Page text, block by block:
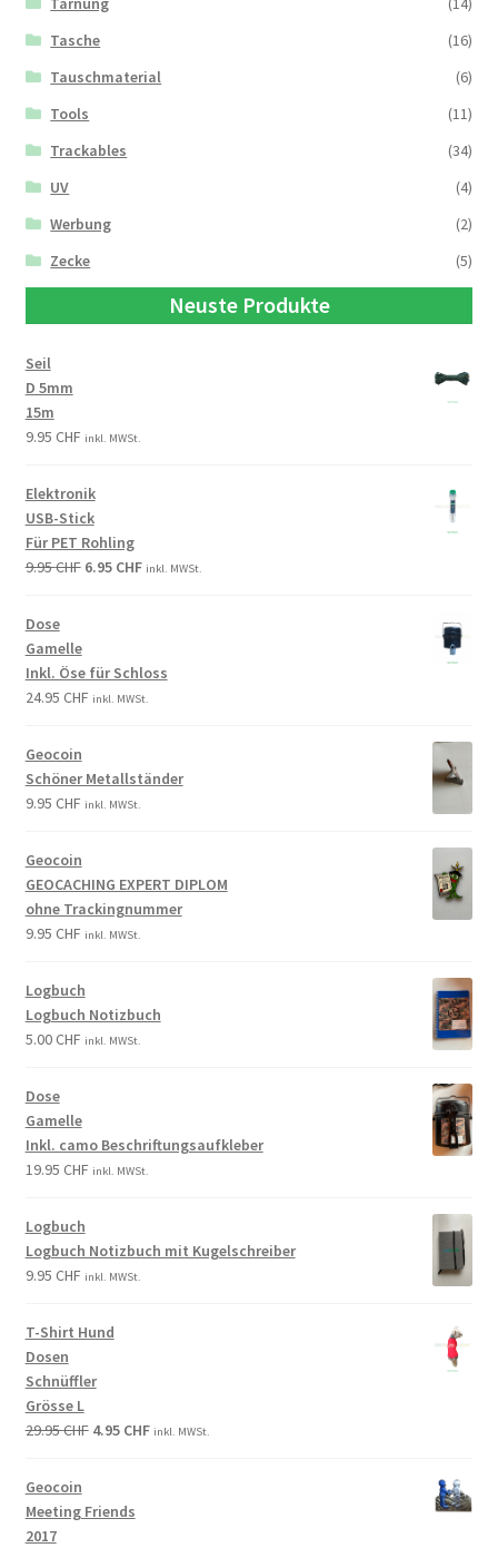
Tasche
(16)
Tauschmaterial
(6)
Tools
(11)
Trackables
(34)
UV
(4)
Werbung
(2)
Zecke
(5)
Neuste Produkte
Seil
D 5mm
15m
9.95 CHF inkl. MWSt.
Elektronik
USB-Stick
Für PET Rohling
9.95CHF 6.95 CHF inkl. MWSt.
Dose
Gamelle
Inkl. Öse für Schloss
24.95 CHF inkl. MWSt.
Geocoin
Schöner Metallständer
9.95 CHF inkl. MWSt.
Geocoin
GEOCACHING EXPERT DIPLOM
ohne Trackingnummer
9.95 CHF inkl. MWSt.
Logbuch
Logbuch Notizbuch
5.00CHF inkl. MWSt.
Dose
Gamelle
Inkl. camo Beschriftungsaufkleber
19.95 CHF inkl. MWSt.
Logbuch
Logbuch Notizbuch mit Kugelschreiber
9.95 CHF inkl. MWSt.
T-Shirt Hund
Dosen
Schnüffler
Grösse L
29.95CHF 4.95 CHF inkl. MWSt.
Geocoin
Meeting Friends
2017